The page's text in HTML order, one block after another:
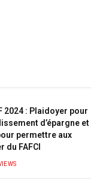
2024 : Plaidoyer pour
d’épargne et
permettre aux
FAFCI